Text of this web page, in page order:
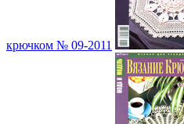
крючком № 09-2011